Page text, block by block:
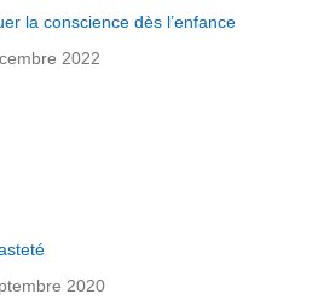
la conscience dès l’enfance
2022
2020